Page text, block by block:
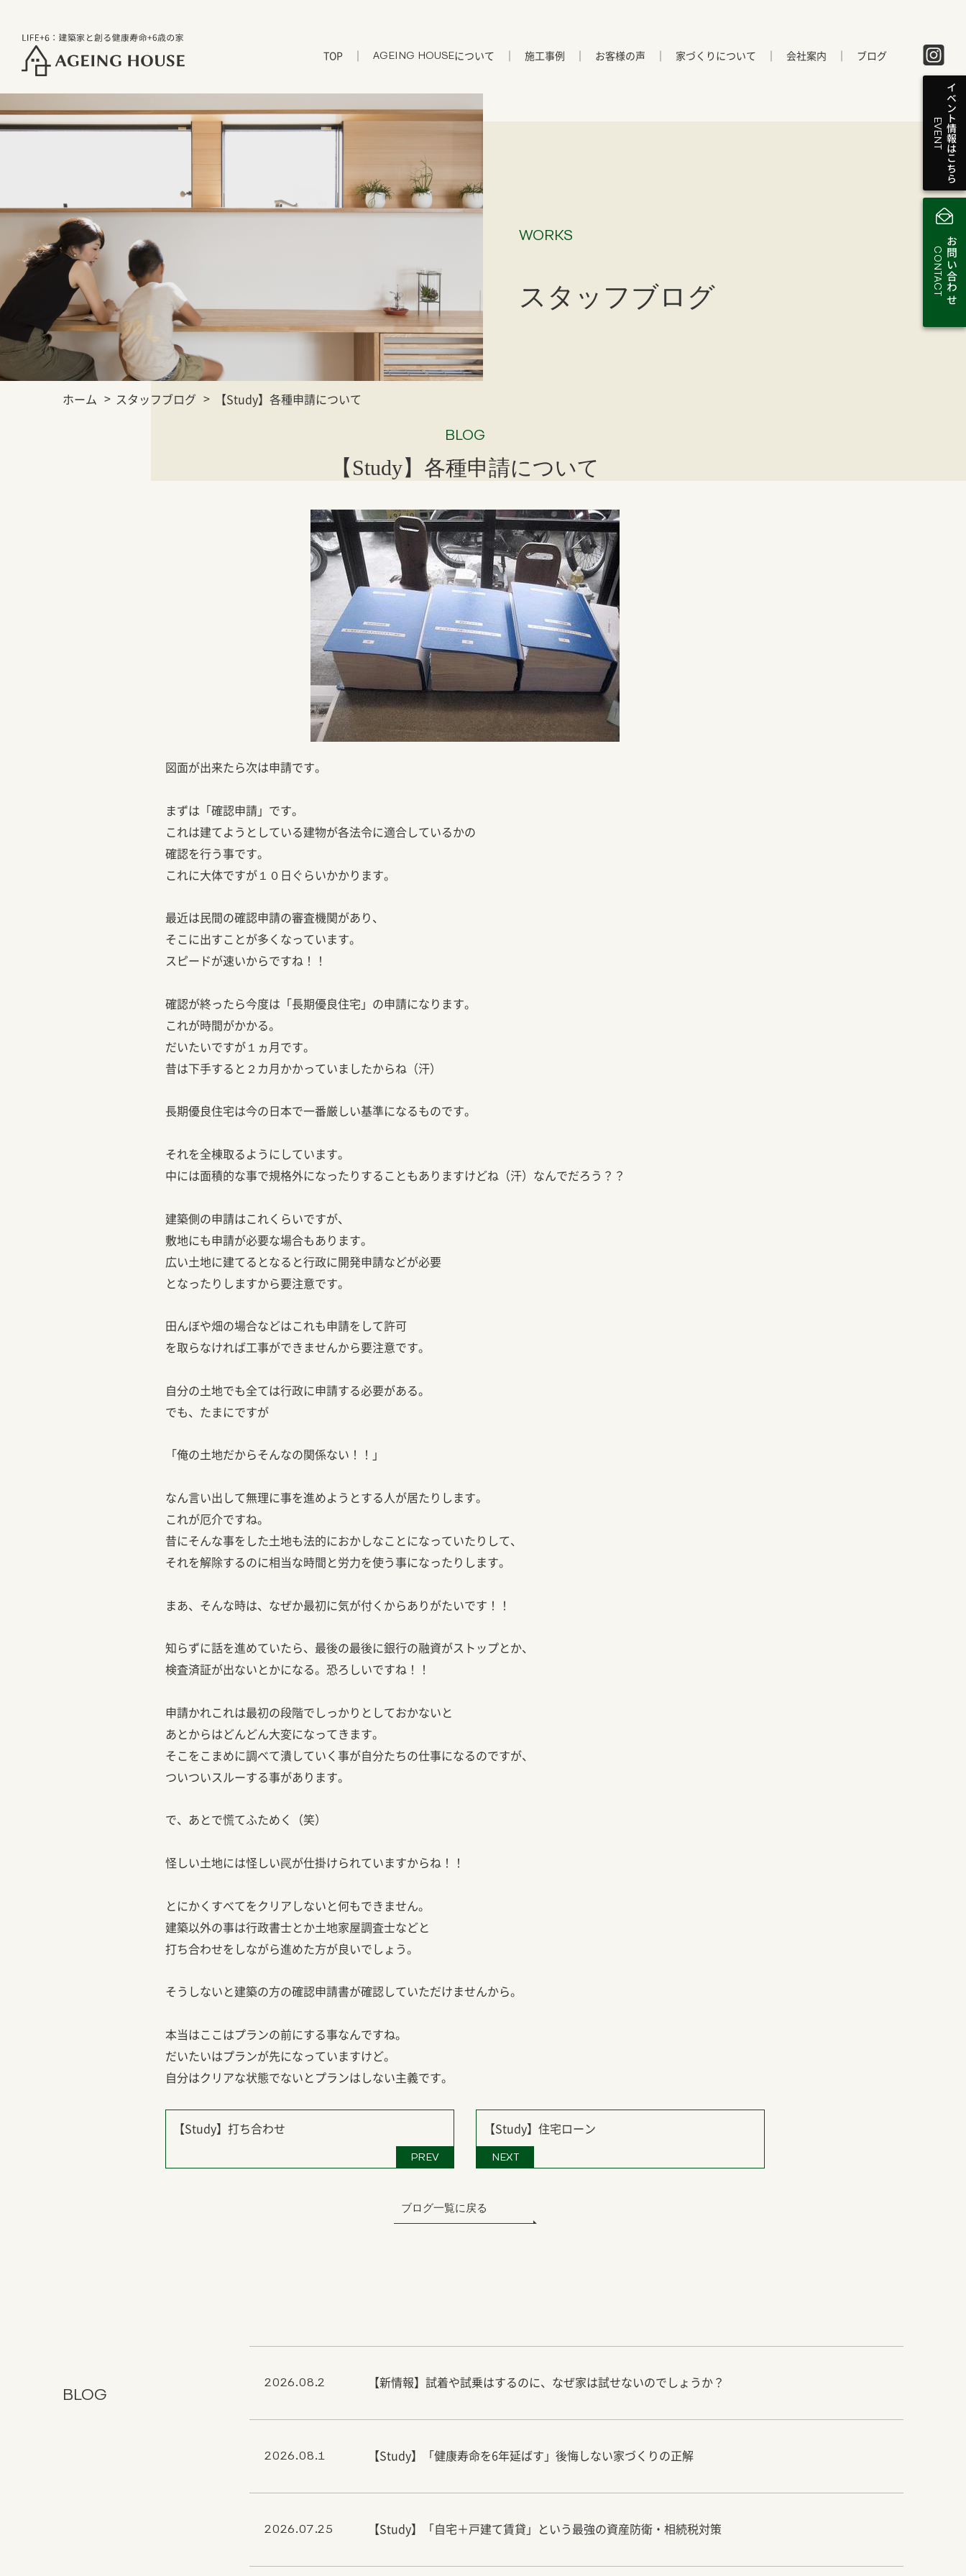
TOP AGEING HOUSEについて 施工事例 お客様の声 家づくりについて 会社案内 ブログ
WORKS
スタッフブログ
ホーム スタッフブログ 【Study】各種申請について
BLOG
【Study】各種申請について
図面が出来たら次は申請です。
まずは「確認申請」です。
これは建てようとしている建物が各法令に適合しているかの
確認を行う事です。
これに大体ですが１０日ぐらいかかります。
最近は民間の確認申請の審査機関があり、
そこに出すことが多くなっています。
スピードが速いからですね！！
確認が終ったら今度は「長期優良住宅」の申請になります。
これが時間がかかる。
だいたいですが１ヵ月です。
昔は下手すると２カ月かかっていましたからね（汗）
長期優良住宅は今の日本で一番厳しい基準になるものです。
それを全棟取るようにしています。
中には面積的な事で規格外になったりすることもありますけどね（汗）なんでだろう？？
建築側の申請はこれくらいですが、
敷地にも申請が必要な場合もあります。
広い土地に建てるとなると行政に開発申請などが必要
となったりしますから要注意です。
田んぼや畑の場合などはこれも申請をして許可
を取らなければ工事ができませんから要注意です。
自分の土地でも全ては行政に申請する必要がある。
でも、たまにですが
「俺の土地だからそんなの関係ない！！」
なん言い出して無理に事を進めようとする人が居たりします。
これが厄介ですね。
昔にそんな事をした土地も法的におかしなことになっていたりして、
それを解除するのに相当な時間と労力を使う事になったりします。
まあ、そんな時は、なぜか最初に気が付くからありがたいです！！
知らずに話を進めていたら、最後の最後に銀行の融資がストップとか、
検査済証が出ないとかになる。恐ろしいですね！！
申請かれこれは最初の段階でしっかりとしておかないと
あとからはどんどん大変になってきます。
そこをこまめに調べて潰していく事が自分たちの仕事になるのですが、
ついついスルーする事があります。
で、あとで慌てふためく（笑）
怪しい土地には怪しい罠が仕掛けられていますからね！！
とにかくすべてをクリアしないと何もできません。
建築以外の事は行政書士とか土地家屋調査士などと
打ち合わせをしながら進めた方が良いでしょう。
そうしないと建築の方の確認申請書が確認していただけませんから。
本当はここはプランの前にする事なんですね。
だいたいはプランが先になっていますけど。
自分はクリアな状態でないとプランはしない主義です。
【Study】打ち合わせ
PREV
【Study】住宅ローン
NEXT
ブログ一覧に戻る
BLOG
2026.08.2 【新情報】試着や試乗はするのに、なぜ家は試せないのでしょうか？
2026.08.1 【Study】「健康寿命を6年延ばす」後悔しない家づくりの正解
2026.07.25 【Study】「自宅＋戸建て賃貸」という最強の資産防衛・相続税対策
EVENTイベント情報はこちら
CONTACTお問い合わせ